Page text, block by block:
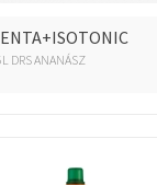
DRS ANANÁSZ